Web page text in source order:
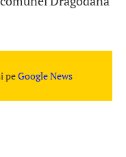
peGoogle News